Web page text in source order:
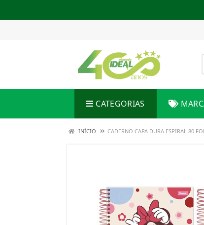
CATEGORIAS
INÍCIO CADERNO CAPA DURA ESPIRAL 80